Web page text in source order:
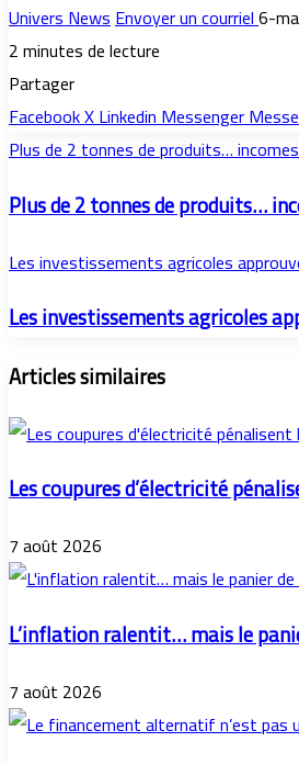
Univers NewsEnvoyer un courriel6-
2 minutes de lecture
Partager
FacebookXLinkedinMessenger
Plus de 2 tonnes de produits…
Plus de 2 tonnes de produits…
Les investissements agricoles
Les investissements agricoles
Articles similaires
Les coupures d’électricité
7 août 2026
L’inflation ralentit… mais le
7 août 2026